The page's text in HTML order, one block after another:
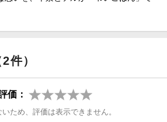
件）
価：
ため、評価は表示できません。